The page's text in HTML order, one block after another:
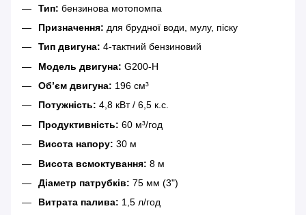
Тип: бензинова мотопомпа
Призначення: для брудної води, мулу, піску
Тип двигуна: 4-тактний бензиновий
Модель двигуна: G200-H
Об’єм двигуна: 196 см³
Потужність: 4,8 кВт / 6,5 к.с.
Продуктивність: 60 м³/год
Висота напору: 30 м
Висота всмоктування: 8 м
Діаметр патрубків: 75 мм (3")
Витрата палива: 1,5 л/год